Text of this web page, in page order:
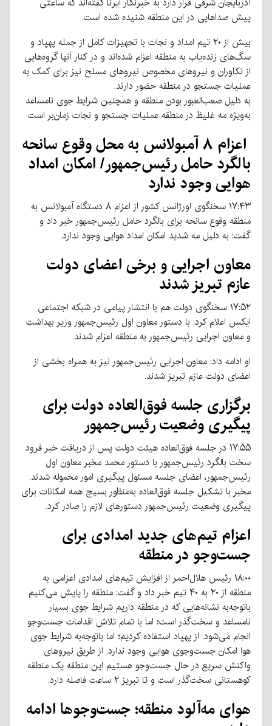
پیش صداهایی در این منطقه شنیده شده است.
️بیش از ۲۰ تیم امداد و نجات با تجهیزات کامل از جمله پهپاد و
سگ‌های زنده‌یاب به منطقه اعزام شده‌اند و در کنار آنها گروه‌هایی
از تکاوران و نیروهای مخصوص نیروهای مسلح نیز برای کمک به
عملیات جستجو در منطقه حضور دارند.
️به دلیل صعب‌العبور بودن منطقه و همچنین شرایط جوی نامساعد
به‌ویژه مه غلیظ در منطقه عملیات جستجو و نجات زمان‌بر است
اعزام ۸ آمبولانس به محل وقوع سانحه
بالگرد حامل رئیس‌جمهور/ امکان امداد
هوایی وجود ندارد
۱۷:۴۳ سخنگوی اورژانس کشور از اعزام ۸ دستگاه آمبولانس به
منطقه وقوع سانحه برای بالگرد حامل رئیس‌جمهور خبر داد و
گفت: به دلیل مه شدید امکان امداد هوایی وجود ندارد.
معاون اجرایی و برخی اعضای دولت
عازم تبریز شدند
۱۷:۵۲ سخنگوی دولت هم با انتشار پیامی در شبکه اجتماعی
ایکس اعلام کرد: با دستور معاون اول رئیس‌جمهور وزیر بهداشت
و معاون اجرایی رئیس‌جمهور به منطقه اعزام شدند.
او ادامه داد: معاون اجرایی رئیس‌جمهور نیز به همراه بخشی از
اعضای دولت عازم تبریز شدند.
برگزاری جلسه فوق‌العاده دولت برای
پیگیری وضعیت رئیس‌جمهور
۱۷:۵۵ در جلسه فوق‌العاده هیئت دولت پس از دریافت خبر فرود
سخت بالگرد رئیس‌جمهور با دستور محمد مخبر معاون اول
رئیس‌جمهور، اعضای جلسه مسئول پیگیری امور محموله شدند.
مخبر با تشکیل جلسه فوق‌العاده به‌منظور بسیج همه امکانات برای
پیگیری وضعیت رئیس‌جمهور دستورهای لازم را صادر کرد.
اعزام تیم‌های جدید امدادی برای
جست‌وجو در منطقه
۱۸:۰۰ رئیس هلال‌احمر از افزایش تیم‌های امدادی اعزامی به
منطقه از ۲۰ به ۴۰ تیم خبر داد و گفت: منطقه را پایش می‌کنیم
باتوجه‌به نشانه‌هایی که در منطقه داریم شرایط جوی بسیار
نامساعد و سخت‌گذر است؛ اما با تمام تلاش اقدامات جست‌وجو
انجام می‌شود. از پهپاد استفاده کردیم؛ اما باتوجه‌به شرایط جوی
هوا امکان جست‌وجوی هوایی وجود ندارد. از طریق نیروهای
واکنش سریع در حال جست‌وجو هستیم این منطقه یک منطقه
کوهستانی سخت‌گذر است و تا تبریز ۲ ساعت فاصله دارد.
هوای مه‌آلود منطقه؛ جست‌وجوها ادامه